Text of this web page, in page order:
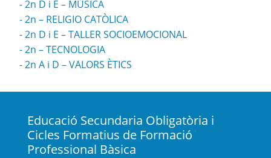
2n D i E – MÚSICA
2n – RELIGIO CATÒLICA
2n D i E – TALLER SOCIOEMOCIONAL
2n – TECNOLOGIA
2n A i D – VALORS ÈTICS
Educació Secundaria Obligatòria i
Cicles Formatius de Formació
Professional Bàsica